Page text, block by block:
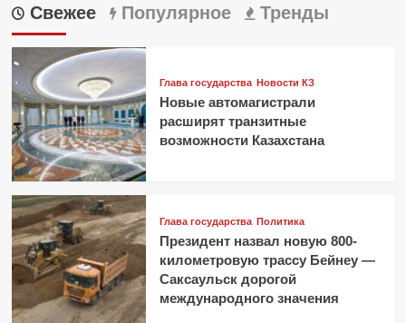
Свежее Популярное Тренды
Глава государства Новости КЗ
Новые автомагистрали
расширят транзитные
возможности Казахстана
Глава государства Политика
Президент назвал новую 800-
километровую трассу Бейнеу —
Саксаульск дорогой
международного значения